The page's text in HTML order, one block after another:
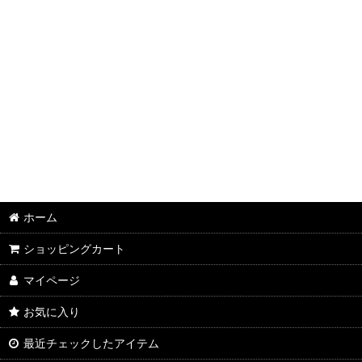
ホーム
ショッピングカート
マイページ
お気に入り
最近チェックしたアイテム